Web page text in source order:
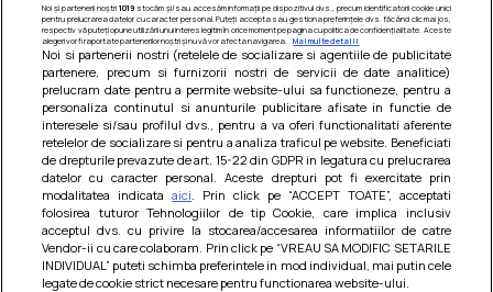
Paste integrale cu carne de pui in sos
de rosii
O mancare usoara, satioasa si gustoasa! Retete
dietetice
Noi și partenerii noștri 1019stocăm și/sau accesăm informații pe dispozitivul dvs., precum identificatorii cookie unici
pentru prelucrarea datelor cu caracter personal. Puteți accepta sau gestiona preferințele dvs. făcând clic mai jos,
respectiv vă puteți opune utilizării unui interes legitim în orice moment pe pagina cu politica de confidențialitate. Aceste
alegeri vor fi raportate partenerilor noștri și nu vă vor afecta navigarea.
Mai multe detalii
Noi si partenerii nostri (retelele de socializare si agentiile de publicitate
partenere, precum si furnizorii nostri de servicii de date analitice)
prelucram date pentru a permite website-ului sa functioneze, pentru a
personaliza continutul si anunturile publicitare afisate in functie de
interesele si/sau profilul dvs., pentru a va oferi functionalitati aferente
retelelor de socializare si pentru a analiza traficul pe website. Beneficiati
de drepturile prevazute de art. 15-22 din GDPR in legatura cu prelucrarea
datelor cu caracter personal. Aceste drepturi pot fi exercitate prin
modalitatea indicataaici . Prin click pe “ACCEPT TOATE”, acceptati
folosirea tuturor Tehnologiilor de tip Cookie, care implica inclusiv
acceptul dvs. cu privire la stocarea/accesarea informatiilor de catre
Vendor-ii cu care colaboram. Prin click pe “VREAU SA MODIFIC SETARILE
INDIVIDUAL” puteti schimba preferintele in mod individual, mai putin cele
legate de cookie strict necesare pentru functionarea website-ului.